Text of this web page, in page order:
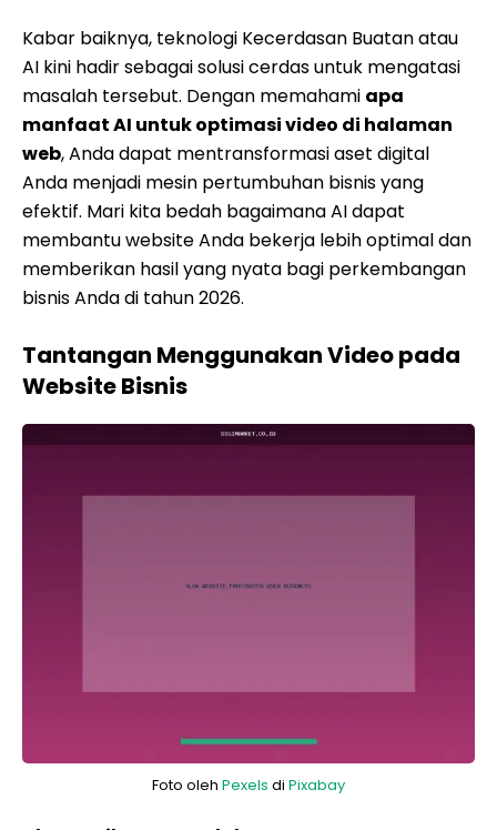
Kabar baiknya, teknologi Kecerdasan Buatan atau
AI kini hadir sebagai solusi cerdas untuk mengatasi
masalah tersebut. Dengan memahami apa
manfaat AI untuk optimasi video di halaman
web, Anda dapat mentransformasi aset digital
Anda menjadi mesin pertumbuhan bisnis yang
efektif. Mari kita bedah bagaimana AI dapat
membantu website Anda bekerja lebih optimal dan
memberikan hasil yang nyata bagi perkembangan
bisnis Anda di tahun 2026.
Tantangan Menggunakan Video pada
Website Bisnis
Foto oleh Pexels di Pixabay